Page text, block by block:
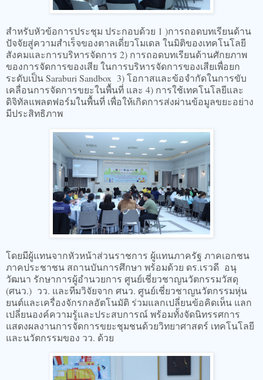
สำหรับหัวข้อการประชุม ประกอบด้วย 1 )การถอดบทเรียนด้าน
ปัจจัยสู่ความสำเร็จของตาลเดี่ยวโมเดล ในมิติของเทคโนโลยี
สังคมและการบริหารจัดการ 2) การถอดบทเรียนด้านศักยภาพ
ของการจัดการของเสีย ในการบริหารจัดการของเสียเพื่อยก
ระดับเป็น Saraburi Sandbox 3) โอกาสและข้อจำกัดในการขับ
เคลื่อนการจัดการขยะในพื้นที่ และ 4) การใช้เทคโนโลยีและ
ดิจิทัลแพลตฟอร์มในพื้นที่ เพื่อให้เกิดการส่งผ่านข้อมูลขยะอย่าง
มีประสิทธิภาพ
โดยมีผู้แทนจากหัวหน้าส่วนราชการ ผู้แทนภาครัฐ ภาคเอกชน
ภาคประชาชน สถานบันการศึกษา พร้อมด้วย ดร.เรวดี อนุ
วัฒนา รักษาการผู้อำนวยการ ศูนย์เชี่ยวชาญนวัตกรรมวัสดุ
(ศนว.) วว. และทีมวิจัยจาก ศนว. ศูนย์เชี่ยวชาญนวัตกรรมหุ่น
ยนต์และเครื่องจักรกลอัตโนมัติ ร่วมแลกเปลี่ยนข้อคิดเห็น แลก
เปลี่ยนองค์ความรู้และประสบการณ์ พร้อมทั้งจัดนิทรรศการ
แสดงผลงานการจัดการขยะชุมชนด้วยวิทยาศาสตร์ เทคโนโลยี
และนวัตกรรมของ วว. ด้วย